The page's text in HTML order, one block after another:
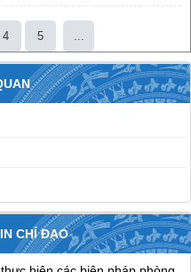
4 5 ...
CHỈ ĐẠO